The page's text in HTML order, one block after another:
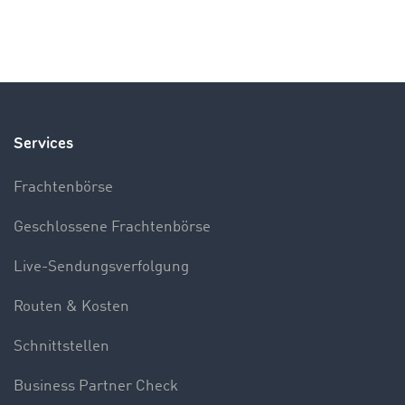
Services
Frachtenbörse
Geschlossene Frachtenbörse
Live-Sendungsverfolgung
Routen & Kosten
Schnittstellen
Business Partner Check